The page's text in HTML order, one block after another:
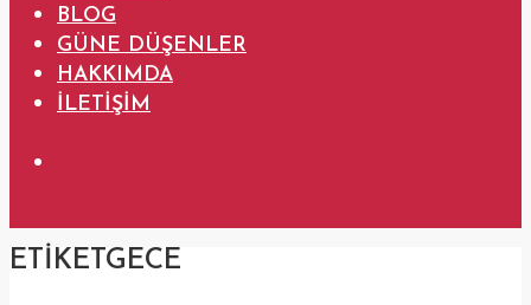
BLOG
GÜNE DÜŞENLER
HAKKIMDA
İLETIŞIM
ETIKET GECE